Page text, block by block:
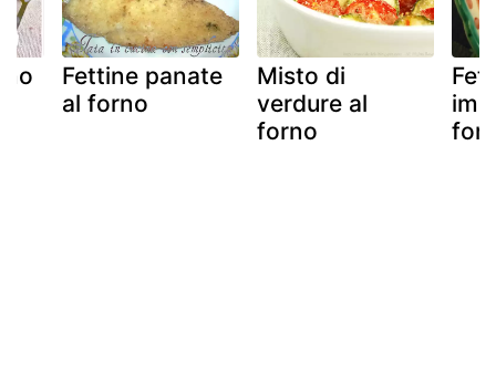
Fettine panate
al forno
Misto di
verdure al
forno